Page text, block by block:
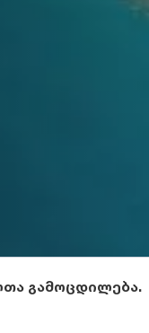
გამოცდილება.